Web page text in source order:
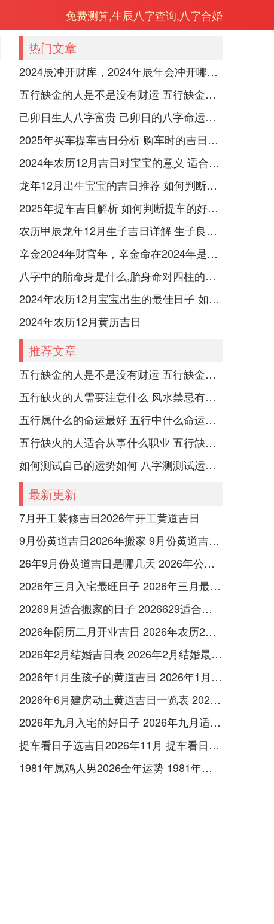
免费测算,生辰八字查询,八字合婚
热门文章
2024辰冲开财库，2024年辰年会冲开哪些人的财库
五行缺金的人是不是没有财运 五行缺金的人命运好不好
己卯日生人八字富贵 己卯日的八字命运如何
2025年买车提车吉日分析 购车时的吉日与禁忌
2024年农历12月吉日对宝宝的意义 适合龙年宝宝出生的日子有哪些
龙年12月出生宝宝的吉日推荐 如何判断吉日是否适合宝宝
2025年提车吉日解析 如何判断提车的好日子
农历甲辰龙年12月生子吉日详解 生子良辰的影响因素
辛金2024年财官年，辛金命在2024年是财官年还是财印年
八字中的胎命身是什么,胎身命对四柱的影响
2024年农历12月宝宝出生的最佳日子 如何挑选适合的吉日
2024年农历12月黄历吉日
推荐文章
五行缺金的人是不是没有财运 五行缺金的人命运好不好
五行缺火的人需要注意什么 风水禁忌有哪些
五行属什么的命运最好 五行中什么命运势旺盛
五行缺火的人适合从事什么职业 五行缺火的人适合从事的职业有哪些
如何测试自己的运势如何 八字测测试运运程
最新更新
7月开工装修吉日2026年开工黄道吉日
9月份黄道吉日2026年搬家 9月份黄道吉日一览表2026搬家
26年9月份黄道吉日是哪几天 2026年公历9月26日黄道吉日查询
2026年三月入宅最旺日子 2026年三月最佳的入宅吉日一览表
20269月适合搬家的日子 2026629适合搬家吗
2026年阴历二月开业吉日 2026年农历2月16开业好吗
2026年2月结婚吉日表 2026年2月结婚最佳日子是什么
2026年1月生孩子的黄道吉日 2026年1月生娃好的日子
2026年6月建房动土黄道吉日一览表 2026年6月宜动土装修房屋的日子
2026年九月入宅的好日子 2026年九月适合入宅的日子
提车看日子选吉日2026年11月 提车看日子的黄历2026年11月
1981年属鸡人男2026全年运势 1981年属鸡人2026年运势及运程男